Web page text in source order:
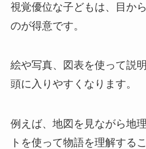
視覚優位な子どもは、目か
のが得意です。
絵や写真、図表を使って説
頭に入りやすくなります。
例えば、地図を見ながら地
トを使って物語を理解する